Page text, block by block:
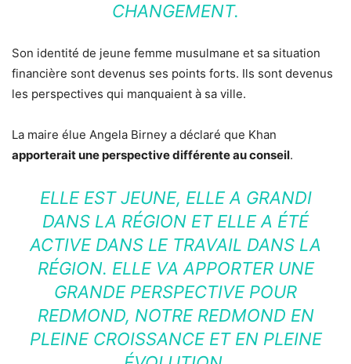
CHANGEMENT.
Son identité de jeune femme musulmane et sa situation
financière sont devenus ses points forts. Ils sont devenus
les perspectives qui manquaient à sa ville.
La maire élue Angela Birney a déclaré que Khan
apporterait une perspective différente au conseil.
ELLE EST JEUNE, ELLE A GRANDI
DANS LA RÉGION ET ELLE A ÉTÉ
ACTIVE DANS LE TRAVAIL DANS LA
RÉGION. ELLE VA APPORTER UNE
GRANDE PERSPECTIVE POUR
REDMOND, NOTRE REDMOND EN
PLEINE CROISSANCE ET EN PLEINE